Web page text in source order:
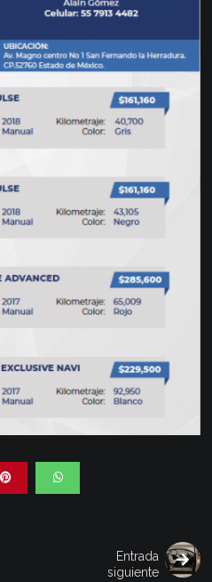
Entrada
siguiente